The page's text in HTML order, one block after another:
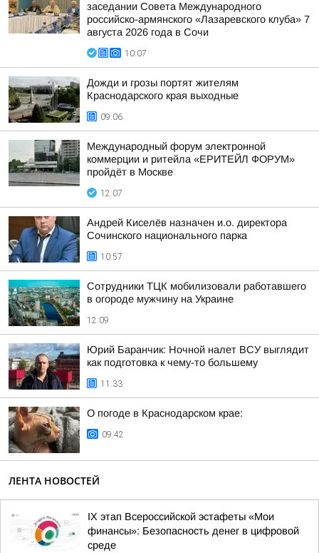
заседании Совета Международного
российско-армянского «Лазаревского клуба» 7
августа 2026 года в Сочи
10:07
Дожди и грозы портят жителям
Краснодарского края выходные
09:06
Международный форум электронной
коммерции и ритейла «ЕРИТЕЙЛ ФОРУМ»
пройдёт в Москве
12:07
Андрей Киселёв назначен и.о. директора
Сочинского национального парка
10:57
Сотрудники ТЦК мобилизовали работавшего
в огороде мужчину на Украине
12:09
Юрий Баранчик: Ночной налет ВСУ выглядит
как подготовка к чему-то большему
11:33
О погоде в Краснодарском крае:
09:42
ЛЕНТА НОВОСТЕЙ
IX этап Всероссийской эстафеты «Мои
финансы»: Безопасность денег в цифровой
среде